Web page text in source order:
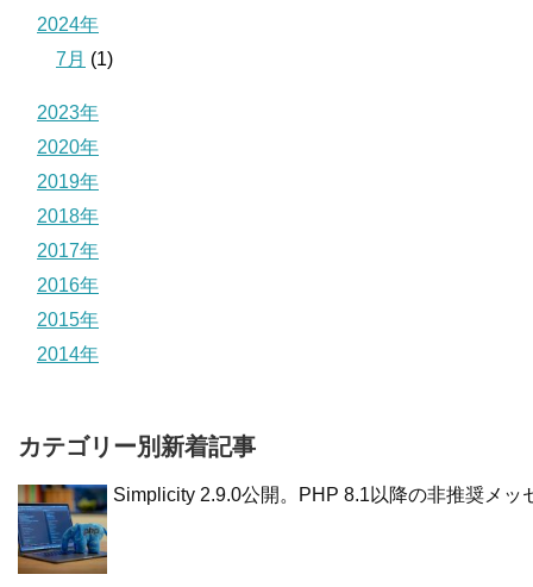
2024年
7月 (1)
2023年
2020年
2019年
2018年
2017年
2016年
2015年
2014年
カテゴリー別新着記事
Simplicity 2.9.0公開。PHP 8.1以降の非推奨メッ